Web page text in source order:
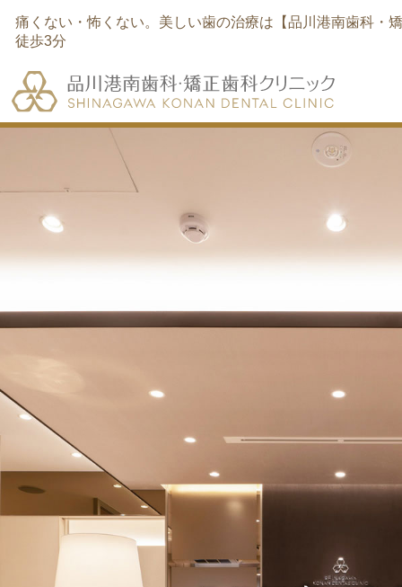
痛くない・怖くない。美しい歯の治療は【品川港南歯科・
徒歩3分